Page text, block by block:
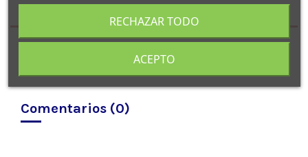
Detalles del producto
Comentarios (0)
RECHAZAR TODO
ACEPTO